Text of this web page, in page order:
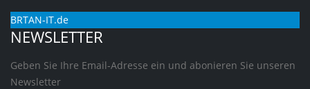
BRTAN-IT.de
NEWSLETTER
Geben Sie Ihre Email-Adresse ein und abonieren Sie unseren
Newsletter